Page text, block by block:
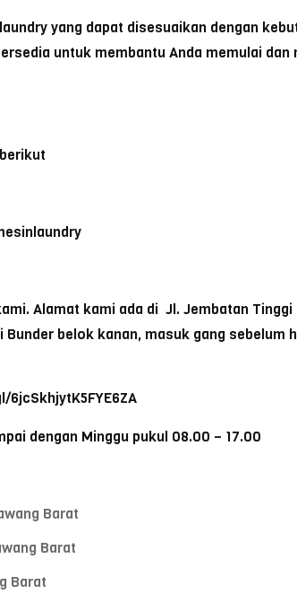
yang dapat disesuaikan dengan
untuk membantu Anda memulai dan
Alamat kami ada di Jl. Jembatan Tinggi
belok kanan, masuk gang sebelum
dengan Minggu pukul 08.00 – 17.00
Barat
Barat
Barat